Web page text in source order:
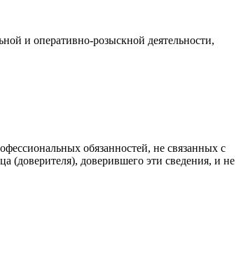
и оперативно-розыскной деятельности,
обязанностей, не связанных с
(доверителя), доверившего эти сведения, и не